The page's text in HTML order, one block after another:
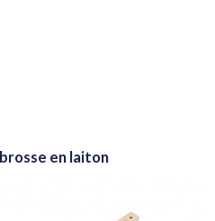
brosse en laiton